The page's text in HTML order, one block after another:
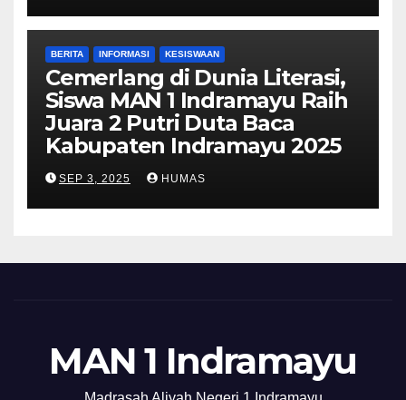
BERITA INFORMASI KESISWAAN
Cemerlang di Dunia Literasi,
Siswa MAN 1 Indramayu Raih
Juara 2 Putri Duta Baca
Kabupaten Indramayu 2025
SEP 3, 2025 HUMAS
MAN 1 Indramayu